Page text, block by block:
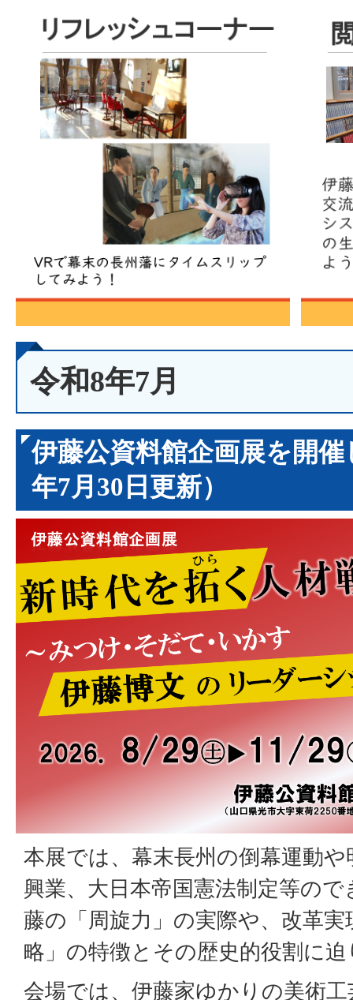
令和8年7月
伊藤公資料館企画展を開
年7月30日更新）
本展では、幕末長州の倒幕運動
興業、大日本帝国憲法制定等の
藤の「周旋力」の実際や、改革
略」の特徴とその歴史的役割に
会場では、伊藤家ゆかりの美術